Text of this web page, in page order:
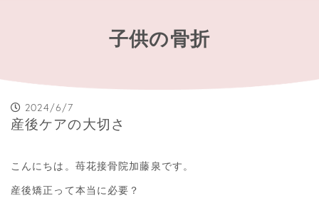
子供の骨折
2024/6/7
産後ケアの大切さ
こんにちは。苺花接骨院加藤泉です。
産後矯正って本当に必要？